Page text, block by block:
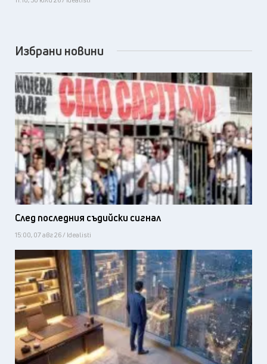
Избрани новини
След последния съдийски сигнал
15:00, 07 авг 26 / Idealisti